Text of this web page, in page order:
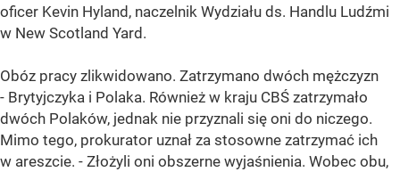
oficer Kevin Hyland, naczelnik Wydziału ds. Handlu Ludźmi
w New Scotland Yard.
Obóz pracy zlikwidowano. Zatrzymano dwóch mężczyzn
- Brytyjczyka i Polaka. Również w kraju CBŚ zatrzymało
dwóch Polaków, jednak nie przyznali się oni do niczego.
Mimo tego, prokurator uznał za stosowne zatrzymać ich
w areszcie. - Złożyli oni obszerne wyjaśnienia. Wobec obu,